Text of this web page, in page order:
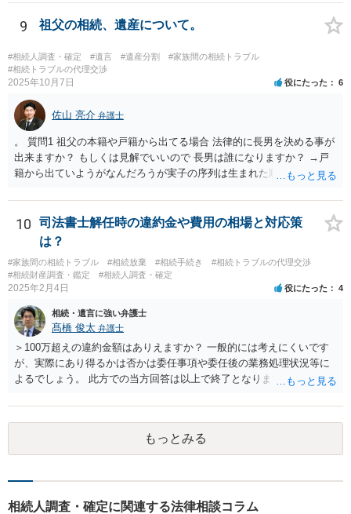
つの相続分を有していますので， そのことを前提として，遺産分割協
議をすることになります（必ずしも３分の１ずつにしなくても，合意
財産（遺産）の全容を整理する（預貯金，有価証券，不動産等の有無
を調べることになります。） ②相続財産に照らし，相続税の申告の準
備をする（税理士の先生にご相談ください。） ③遺産分割協議をする
（ご本人同士で行っても構いませんし，弁護士に相談することもよろ
しいと思います。） ことになります。
9 祖父の相続、遺産について。
#相続人調査・確定 #遺言 #遺産分割
#家族間の相続トラブル
#相続トラブルの代理交渉
2025年10月7日 役にたった 6
佐山 亮介 弁護士
。 質問1 祖父の本籍や戸籍から出てる場合 法律的に長男を決める事が
出来ますか？ もしくは見解でいいので 長男は誰になりますか？ →戸
籍から出ていようがなんだろうが実子の序列は生まれた順ですから、
書が腹違いの長男に向けてある場合 書かれてる内容が最優先にされる
のですか？ →遺書というのが、法律上の遺言の形式を守っている限り
はそのとおりです。 質問3 父が腹違いの長男に法律的に優位になれそ
うな事はありますか？ →遺言が有効な場合、優位に立つことはできま
せんが、お祖父様が認知症であるなどの「遺言が作れないはずの事
情」があるならば①遺言無効確認の訴えを起こすのは一つの手です。
問4 相続トラブルの代理交渉は可能でしょうか。 →一般論としては可
能ですが、お伺いする内容ですとお祖父様が亡くなられた後に動くこ
とになるでしょう。
10
司法書士解任時の違約金や費用の相場と対応策
は？
#家族間の相続トラブル #相続放棄 #相続手続き
#相続トラブルの代理交渉
#相続財産調査・鑑定
#相続人調査・確定
2025年2月4日 役にたった 4
相続・遺言に強い弁護士
髙橋 俊太 弁護士
＞100万超えの違約金額はありえますか？ 一般的には考えにくいです
が、実際にあり得るかは否かは委任事項や委任後の業務処理状況等に
よるでしょう。 此方での当方回答は以上で終了となりますが、参考に
もっとみる
相続人調査・確定に関連する法律相談コラム